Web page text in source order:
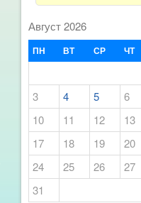
Август 2026
ПН ВТ СР ЧТ
3
4 5 6
10
11 12 13
17
18 19 20
24
25 26 27
31